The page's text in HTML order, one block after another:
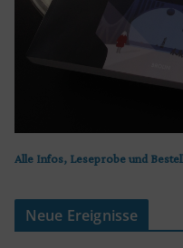
Alle Infos, Leseprobe und
Neue Ereignisse